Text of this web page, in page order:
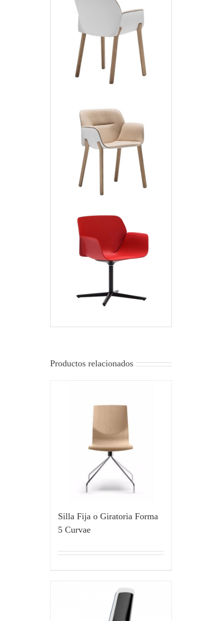
Productos relacionados
Silla Fija o Giratoria Forma
5 Curvae